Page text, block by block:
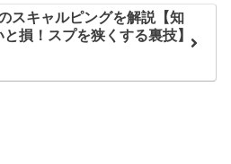
スキャルピングを解説【知
と損！スプを狭くする裏技】